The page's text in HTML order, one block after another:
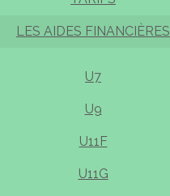
LES AIDES FINANCIÈRES
U7
U9
U11F
U11G